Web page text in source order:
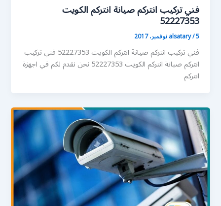
فني تركيب انتركم صيانة انتركم الكويت
52227353
alsatary/5 نوفمبر، 2017
فني تركيب انتركم صيانة انتركم الكويت 52227353 فني تركيب
انتركم صيانة انتركم الكويت 52227353 نحن نقدم لكم في اجهزة
انتركم